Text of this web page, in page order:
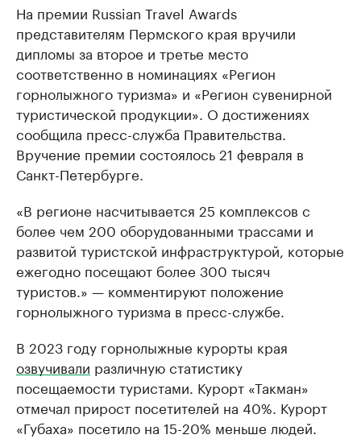
На премии Russian Travel Awards
представителям Пермского края вручили
дипломы за второе и третье место
соответственно в номинациях «Регион
горнолыжного туризма» и «Регион сувенирной
туристической продукции». О достижениях
сообщила пресс-служба Правительства.
Вручение премии состоялось 21 февраля в
Санкт-Петербурге.
«В регионе насчитывается 25 комплексов с
более чем 200 оборудованными трассами и
развитой туристской инфраструктурой, которые
ежегодно посещают более 300 тысяч
туристов.» — комментируют положение
горнолыжного туризма в пресс-службе.
В 2023 году горнолыжные курорты края
озвучивали различную статистику
посещаемости туристами. Курорт «Такман»
отмечал прирост посетителей на 40%. Курорт
«Губаха» посетило на 15-20% меньше людей.